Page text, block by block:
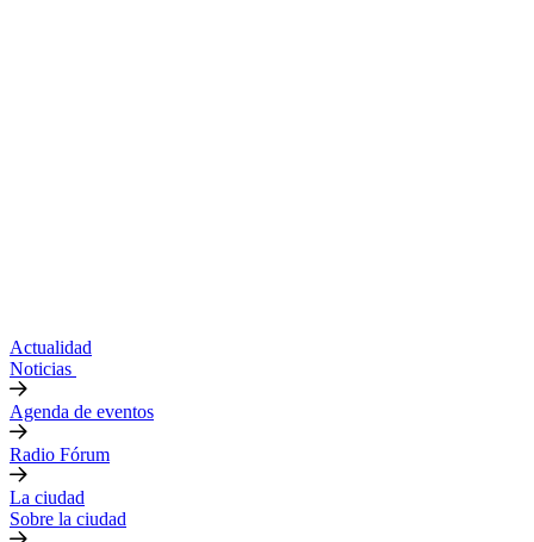
Actualidad
Noticias
Agenda de eventos
Radio Fórum
La ciudad
Sobre la ciudad